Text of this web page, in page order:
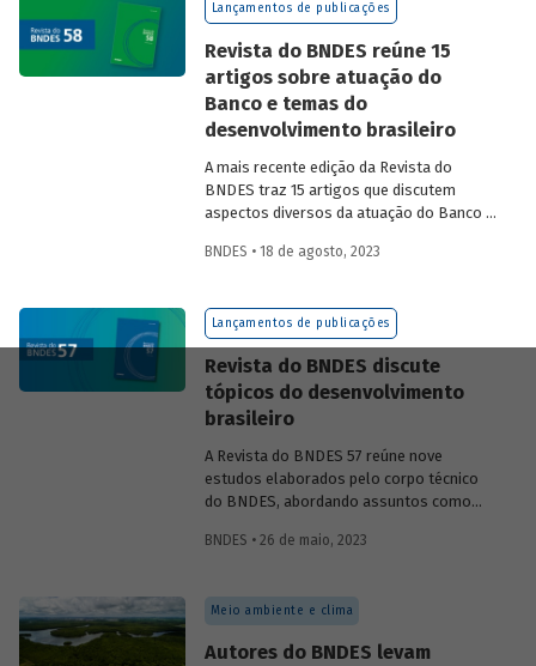
Lançamentos de publicações
Revista do BNDES reúne 15
artigos sobre atuação do
Banco e temas do
desenvolvimento brasileiro
A mais recente edição da Revista do
BNDES traz 15 artigos que discutem
aspectos diversos da atuação do Banco e
nacional.
BNDES • 18 de agosto, 2023
Lançamentos de publicações
Revista do BNDES discute
tópicos do desenvolvimento
brasileiro
A Revista do BNDES 57 reúne nove
estudos elaborados pelo corpo técnico
do BNDES, abordando assuntos como
saúde no território da Amazônia Legal,
BNDES • 26 de maio, 2023
Meio ambiente e clima
Autores do BNDES levam